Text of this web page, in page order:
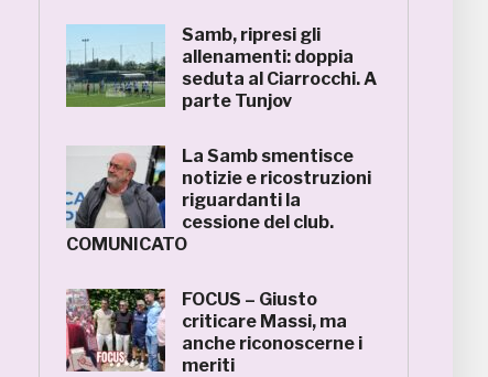
Samb, ripresi gli
allenamenti: doppia
seduta al Ciarrocchi. A
parte Tunjov
La Samb smentisce
notizie e ricostruzioni
riguardanti la
cessione del club.
COMUNICATO
FOCUS – Giusto
criticare Massi, ma
anche riconoscerne i
meriti